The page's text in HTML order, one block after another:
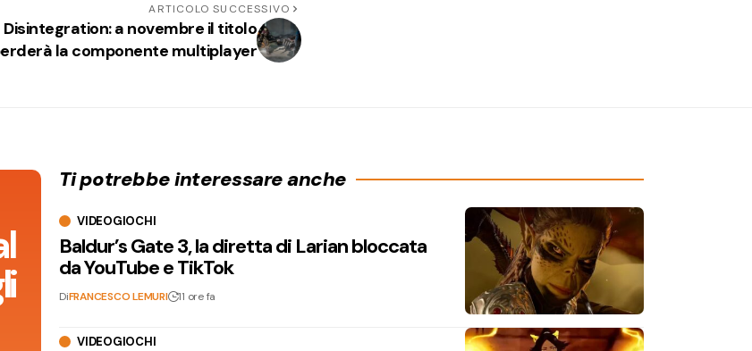
ARTICOLO SUCCESSIVO
Disintegration: a novembre il titolo
la componente multiplayer
Ti potrebbe interessare anche
VIDEOGIOCHI
Baldur’s Gate 3, la diretta di Larian bloccata
da YouTube e TikTok
DiFRANCESCO LEMURI 11 ore fa
VIDEOGIOCHI